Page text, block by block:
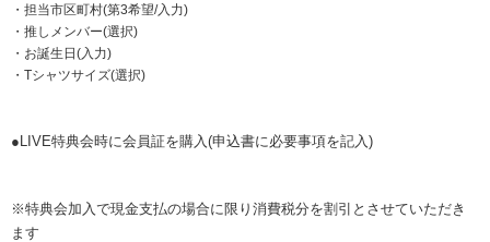
・担当市区町村(第3希望/入力)
・推しメンバー(選択)
・お誕生日(入力)
・Tシャツサイズ(選択)
●LIVE特典会時に会員証を購入(申込書に必要事項を記入)
※特典会加入で現金支払の場合に限り消費税分を割引とさせていただき
ます